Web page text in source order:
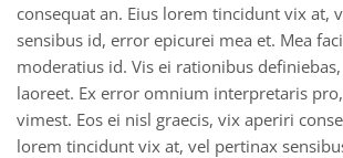
consequat an. Eius lorem tincidunt vix at,
sensibus id, error epicurei mea et. Mea
moderatius id. Vis ei rationibus
laoreet. Ex error omnium interpretaris
vimest. Eos ei nisl graecis, vix aperiri
lorem tincidunt vix at, vel pertinax